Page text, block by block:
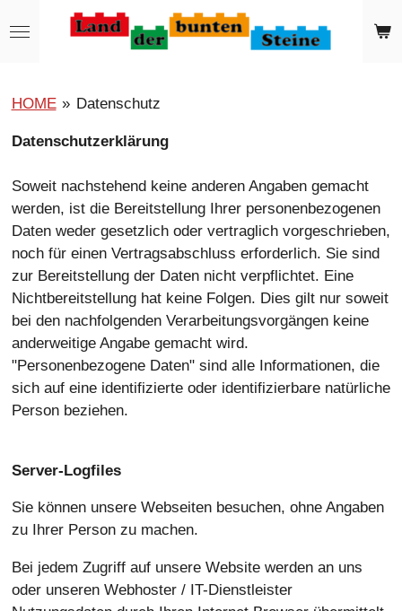
Hauptinhalt
HOME » Datenschutz
Datenschutzerklärung
Soweit nachstehend keine anderen Angaben gemacht
werden, ist die Bereitstellung Ihrer personenbezogenen
Daten weder gesetzlich oder vertraglich vorgeschrieben,
noch für einen Vertragsabschluss erforderlich. Sie sind
zur Bereitstellung der Daten nicht verpflichtet. Eine
Nichtbereitstellung hat keine Folgen. Dies gilt nur soweit
bei den nachfolgenden Verarbeitungsvorgängen keine
anderweitige Angabe gemacht wird.
"Personenbezogene Daten" sind alle Informationen, die
sich auf eine identifizierte oder identifizierbare natürliche
Person beziehen.
Server-Logfiles
Sie können unsere Webseiten besuchen, ohne Angaben
zu Ihrer Person zu machen.
Bei jedem Zugriff auf unsere Website werden an uns
oder unseren Webhoster / IT-Dienstleister